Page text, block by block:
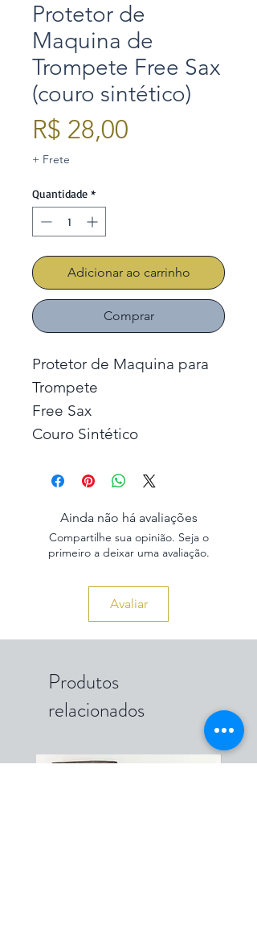
Protetor de
Maquina de
Trompete Free Sax
(couro sintético)
R$ 28,00
+ Frete
Quantidade *
Adicionar ao carrinho
Comprar
Protetor de Maquina para
Trompete
Free Sax
Couro Sintético
Ainda não há avaliações
Compartilhe sua opinião. Seja o
primeiro a deixar uma avaliação.
Avaliar
Produtos
relacionados